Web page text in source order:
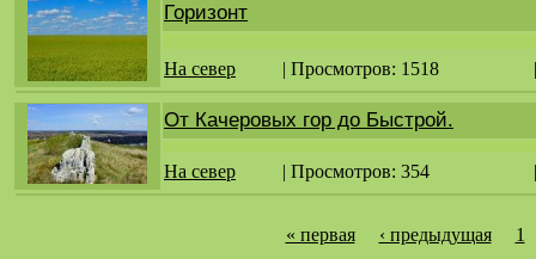
Горизонт
На север | Просмотров: 1518
От Качеровых гор до Быстрой.
На север | Просмотров: 354
« первая ‹ предыдущая 1